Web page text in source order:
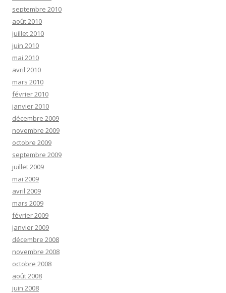
septembre 2010
août 2010
juillet 2010
juin 2010
mai 2010
avril 2010
mars 2010
février 2010
janvier 2010
décembre 2009
novembre 2009
octobre 2009
septembre 2009
juillet 2009
mai 2009
avril 2009
mars 2009
février 2009
janvier 2009
décembre 2008
novembre 2008
octobre 2008
août 2008
juin 2008